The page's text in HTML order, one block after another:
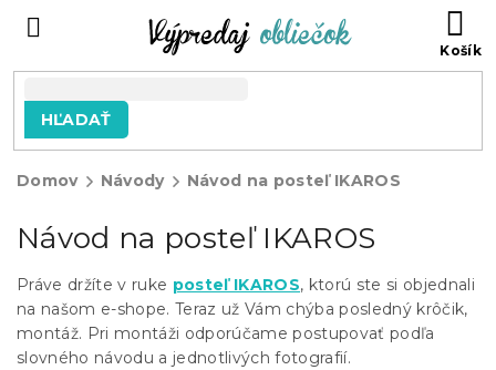
HĽADAŤ
Domov Návody Návod na posteľ IKAROS
Návod na posteľ IKAROS
Práve držíte v ruke posteľ IKAROS, ktorú ste si objednali
na našom e-shope. Teraz už Vám chýba posledný krôčik,
montáž. Pri montáži odporúčame postupovať podľa
slovného návodu a jednotlivých fotografií.